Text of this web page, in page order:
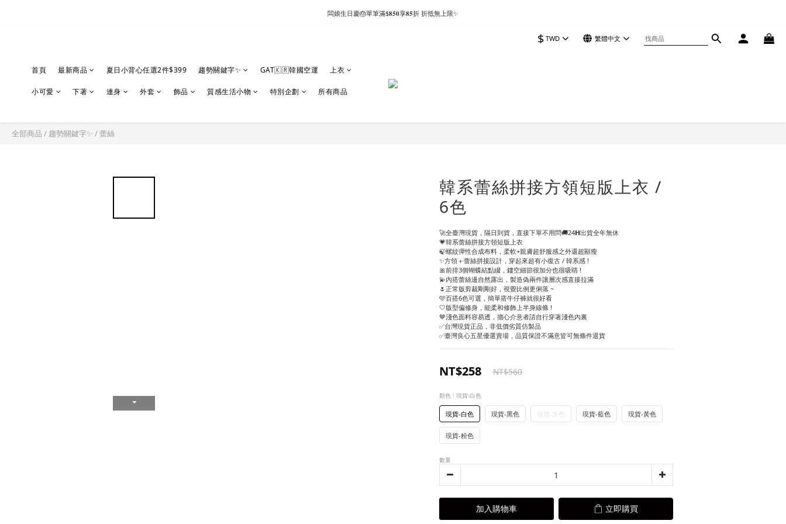
闆娘生日慶🎂單筆滿$𝟖𝟓𝟎享𝟖𝟓折 折抵無上限✨
$ TWD 繁體中文
首頁 最新商品 夏日小背心任選2件$399 趨勢關鍵字✨ GAT🇰🇷韓國空運 上衣
小可愛 下著 連身 外套 飾品 質感生活小物 特別企劃 所有商品
全部商品 / 趨勢關鍵字✨ /蕾絲
韓系蕾絲拼接方領短版上衣 /
6色
🚀全臺灣現貨，隔日到貨，直接下單不用問🚚24𝗛出貨全年無休
💗韓系蕾絲拼接方領短版上衣
🍃螺紋彈性合成布料，柔軟+親膚超舒服感之外還超顯瘦
✨方領＋蕾絲拼接設計，穿起來超有小復古 / 韓系感 !
🎀前排3個蝴蝶結點綴，鏤空細節很加分也很吸睛 !
💫內搭蕾絲邊自然露出，製造偽兩件讓層次感直接拉滿
🌷正常版剪裁剛剛好，視覺比例更俐落 ~
🩵百搭6色可選，簡單搭牛仔褲就很好看
🤍版型偏修身，能柔和修飾上半身線條 !
🤎淺色面料容易透，擔心介意者請自行穿著淺色內裏
✅台灣現貨正品，非低價劣質仿製品
✅臺灣良心五星優選賣場，品質保證不滿意皆可無條件退貨
NT$258 NT$560
顏色 : 現貨-白色
現貨-白色 現貨-黑色 現貨-灰色 現貨-藍色 現貨-黃色
現貨-粉色
數量
加入購物車 立即購買